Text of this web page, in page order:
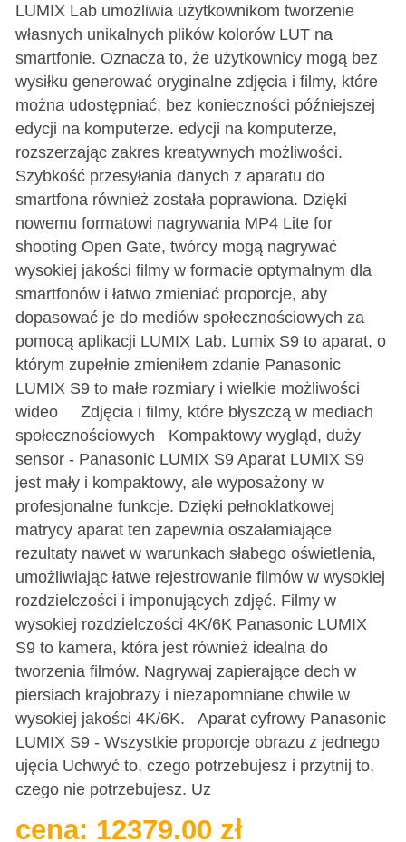
LUMIX Lab umożliwia użytkownikom tworzenie
własnych unikalnych plików kolorów LUT na
smartfonie. Oznacza to, że użytkownicy mogą bez
wysiłku generować oryginalne zdjęcia i filmy, które
można udostępniać, bez konieczności późniejszej
edycji na komputerze. edycji na komputerze,
rozszerzając zakres kreatywnych możliwości.
Szybkość przesyłania danych z aparatu do
smartfona również została poprawiona. Dzięki
nowemu formatowi nagrywania MP4 Lite for
shooting Open Gate, twórcy mogą nagrywać
wysokiej jakości filmy w formacie optymalnym dla
smartfonów i łatwo zmieniać proporcje, aby
dopasować je do mediów społecznościowych za
pomocą aplikacji LUMIX Lab. Lumix S9 to aparat, o
którym zupełnie zmieniłem zdanie Panasonic
LUMIX S9 to małe rozmiary i wielkie możliwości
wideo Zdjęcia i filmy, które błyszczą w mediach
społecznościowych Kompaktowy wygląd, duży
sensor - Panasonic LUMIX S9 Aparat LUMIX S9
jest mały i kompaktowy, ale wyposażony w
profesjonalne funkcje. Dzięki pełnoklatkowej
matrycy aparat ten zapewnia oszałamiające
rezultaty nawet w warunkach słabego oświetlenia,
umożliwiając łatwe rejestrowanie filmów w wysokiej
rozdzielczości i imponujących zdjęć. Filmy w
wysokiej rozdzielczości 4K/6K Panasonic LUMIX
S9 to kamera, która jest również idealna do
tworzenia filmów. Nagrywaj zapierające dech w
piersiach krajobrazy i niezapomniane chwile w
wysokiej jakości 4K/6K. Aparat cyfrowy Panasonic
LUMIX S9 - Wszystkie proporcje obrazu z jednego
ujęcia Uchwyć to, czego potrzebujesz i przytnij to,
czego nie potrzebujesz. Uz
cena: 12379.00 zł